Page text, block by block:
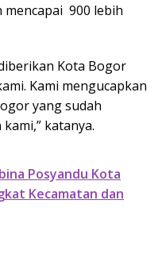
mencapai 900 lebih
Kota Bogor
Kami mengucapkan
yang sudah
katanya.
Posyandu Kota
Kecamatan dan